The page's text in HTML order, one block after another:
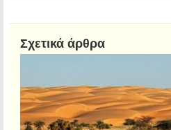
Σχετικά άρθρα